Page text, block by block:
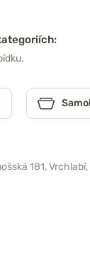
181,